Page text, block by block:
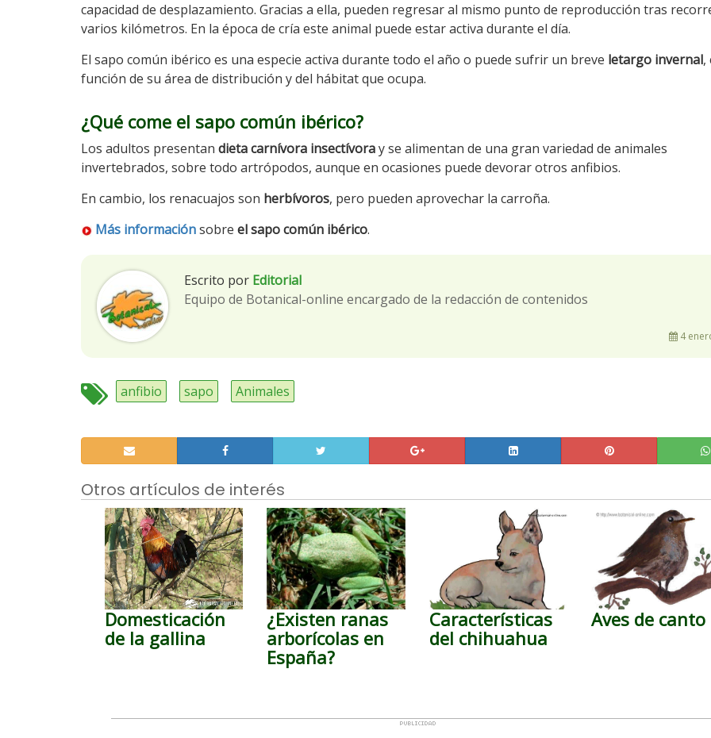
capacidad de desplazamiento. Gracias a ella, pueden regresar al mismo punto de reproducción tras
varios kilómetros. En la época de cría este animal puede estar activa durante el día.
El sapo común ibérico es una especie activa durante todo el año o puede sufrir un breve letargo invernal,
función de su área de distribución y del hábitat que ocupa.
¿Qué come el sapo común ibérico?
Los adultos presentan dieta carnívora insectívoray se alimentan de una gran variedad de animales
invertebrados, sobre todo artrópodos, aunque en ocasiones puede devorar otros anfibios.
En cambio, los renacuajos son herbívoros, pero pueden aprovechar la carroña.
Más informaciónsobre el sapo común ibérico.
Escrito por Editorial
Equipo de Botanical-online encargado de la redacción de contenidos
4
anfibio sapo Animales
Otros artículos de interés
Domesticación
de la gallina
¿Existen ranas
arborícolas en
España?
Características
del chihuahua
Aves de canto